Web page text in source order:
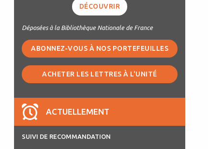
DÉCOUVRIR
Déposées à la Bibliothèque Nationale de France
ABONNEZ-VOUS À NOS PORTEFEUILLES
ACHETER LES LETTRES À L'UNITÉ
ACTUELLEMENT
SUIVI DE RECOMMANDATION